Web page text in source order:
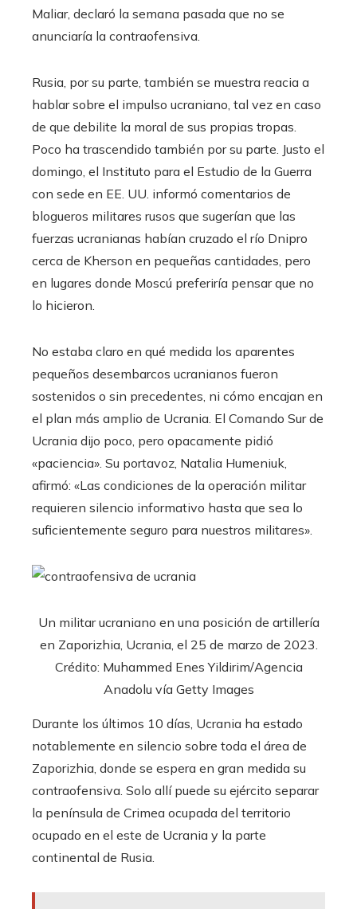
Maliar, declaró la semana pasada que no se
anunciaría la contraofensiva.
Rusia, por su parte, también se muestra reacia a
hablar sobre el impulso ucraniano, tal vez en caso
de que debilite la moral de sus propias tropas.
Poco ha trascendido también por su parte. Justo el
domingo, el Instituto para el Estudio de la Guerra
con sede en EE. UU. informó comentarios de
blogueros militares rusos que sugerían que las
fuerzas ucranianas habían cruzado el río Dnipro
cerca de Kherson en pequeñas cantidades, pero
en lugares donde Moscú preferiría pensar que no
lo hicieron.
No estaba claro en qué medida los aparentes
pequeños desembarcos ucranianos fueron
sostenidos o sin precedentes, ni cómo encajan en
el plan más amplio de Ucrania. El Comando Sur de
Ucrania dijo poco, pero opacamente pidió
«paciencia». Su portavoz, Natalia Humeniuk,
afirmó: «Las condiciones de la operación militar
requieren silencio informativo hasta que sea lo
suficientemente seguro para nuestros militares».
Un militar ucraniano en una posición de artillería
en Zaporizhia, Ucrania, el 25 de marzo de 2023.
Crédito: Muhammed Enes Yildirim/Agencia
Anadolu vía Getty Images
Durante los últimos 10 días, Ucrania ha estado
notablemente en silencio sobre toda el área de
Zaporizhia, donde se espera en gran medida su
contraofensiva. Solo allí puede su ejército separar
la península de Crimea ocupada del territorio
ocupado en el este de Ucrania y la parte
continental de Rusia.